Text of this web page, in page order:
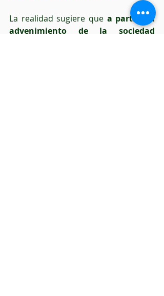
La realidad sugiere que a partir del
advenimiento de la sociedad